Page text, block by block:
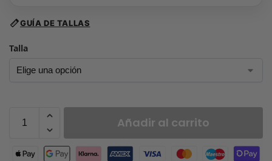
GUÍA DE TALLAS
Talla
Añadir al carrito